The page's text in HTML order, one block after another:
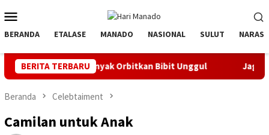
ke
kontenMobile
BERANDA ETALASE MANADO NASIONAL SULUT NARASI
BERITA TERBARU
Banyak Orbitkan Bibit Unggul Jaga Listrik Andal
Beranda Celebtaiment
Camilan untuk Anak